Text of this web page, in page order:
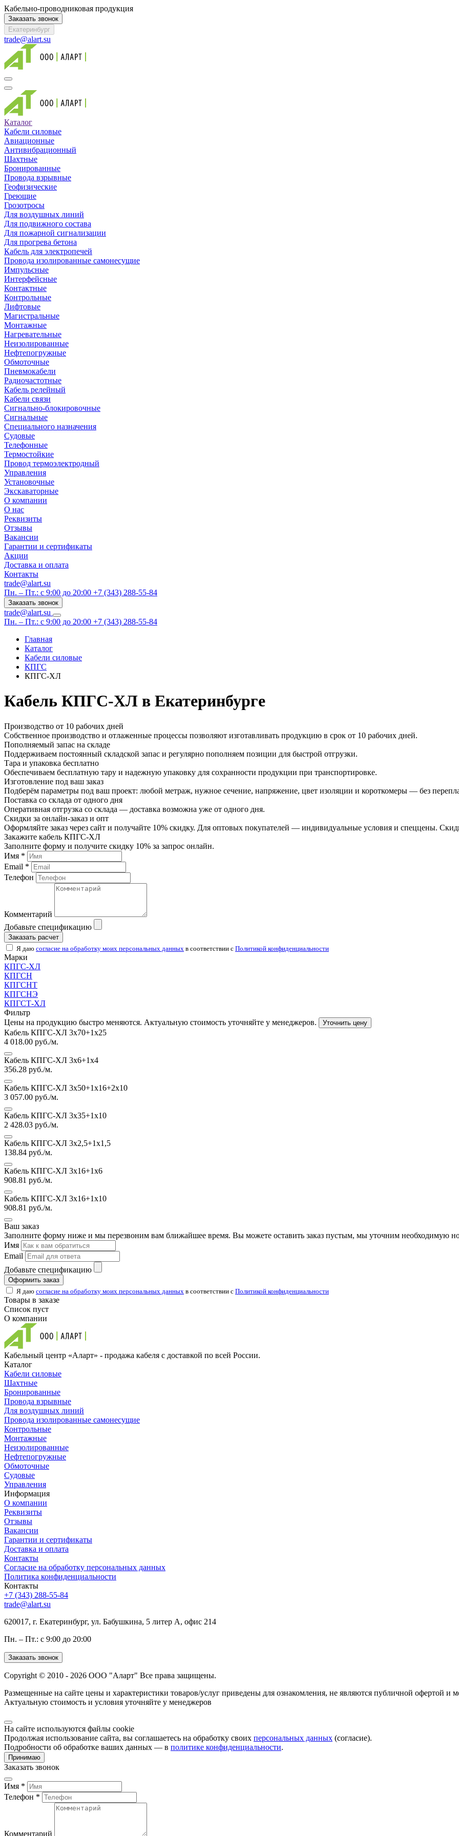
Кабельно-проводниковая продукция
Заказать звонок
Екатеринбург
trade@alart.su
Каталог
Кабели силовые
Авиационные
Антивибрационный
Шахтные
Бронированные
Провода взрывные
Геофизические
Греющие
Грозотросы
Для воздушных линий
Для подвижного состава
Для пожарной сигнализации
Для прогрева бетона
Кабель для электропечей
Провода изолированные самонесущие
Импульсные
Интерфейсные
Контактные
Контрольные
Лифтовые
Магистральные
Монтажные
Нагревательные
Неизолированные
Нефтепогружные
Обмоточные
Пневмокабели
Радиочастотные
Кабель релейный
Кабели связи
Сигнально-блокировочные
Сигнальные
Специального назначения
Судовые
Телефонные
Термостойкие
Провод термоэлектродный
Управления
Установочные
Экскаваторные
О компании
О нас
Реквизиты
Отзывы
Вакансии
Гарантии и сертификаты
Акции
Доставка и оплата
Контакты
trade@alart.su
Пн. – Пт.: с 9:00 до 20:00 +7 (343) 288-55-84
Заказать звонок
trade@alart.su
Пн. – Пт.: с 9:00 до 20:00 +7 (343) 288-55-84
Главная
Каталог
Кабели силовые
КПГС
КПГС-ХЛ
Кабель КПГС-ХЛ в Екатеринбурге
Производство от 10 рабочих дней
Собственное производство и отлаженные процессы позволяют изготавливать продукцию в срок от 10 рабочих дней.
Пополняемый запас на складе
Поддерживаем постоянный складской запас и регулярно пополняем позиции для быстрой отгрузки.
Тара и упаковка бесплатно
Обеспечиваем бесплатную тару и надежную упаковку для сохранности продукции при транспортировке.
Изготовление под ваш заказ
Подберём параметры под ваш проект: любой метраж, нужное сечение, напряжение, цвет изоляции и короткомеры — без
Поставка со склада от одного дня
Оперативная отгрузка со склада — доставка возможна уже от одного дня.
Скидки за онлайн-заказ и опт
Оформляйте заказ через сайт и получайте 10% скидку. Для оптовых покупателей — индивидуальные условия и спеццены.
Закажите кабель КПГС-ХЛ
Заполните форму и получите скидку 10% за запрос онлайн.
Имя *
Email *
Телефон
Комментарий
Добавьте спецификацию
Заказать расчет
Я даю согласие на обработку моих персональных данных в соответствии с Политикой конфиденциальности
Марки
КПГС-ХЛ
КПГСН
КПГСНТ
КПГСНЭ
КПГСТ-ХЛ
Фильтр
Цены на продукцию быстро меняются. Актуальную стоимость уточняйте у менеджеров.
Уточнить цену
Кабель КПГС-ХЛ 3х70+1х25
4 018.00 руб./м.
Кабель КПГС-ХЛ 3х6+1х4
356.28 руб./м.
Кабель КПГС-ХЛ 3х50+1х16+2х10
3 057.00 руб./м.
Кабель КПГС-ХЛ 3х35+1х10
2 428.03 руб./м.
Кабель КПГС-ХЛ 3х2,5+1х1,5
138.84 руб./м.
Кабель КПГС-ХЛ 3х16+1х6
908.81 руб./м.
Кабель КПГС-ХЛ 3х16+1х10
908.81 руб./м.
Ваш заказ
Заполните форму ниже и мы перезвоним вам ближайшее время. Вы можете оставить заказ пустым, мы уточним необходимую
Имя
Email
Добавьте спецификацию
Оформить заказ
Я даю согласие на обработку моих персональных данных в соответствии с Политикой конфиденциальности
Товары в заказе
Список пуст
О компании
Кабельный центр «Аларт» - продажа кабеля с доставкой по всей России.
Каталог
Кабели силовые
Шахтные
Бронированные
Провода взрывные
Для воздушных линий
Провода изолированные самонесущие
Контрольные
Монтажные
Неизолированные
Нефтепогружные
Обмоточные
Судовые
Управления
Информация
О компании
Реквизиты
Отзывы
Вакансии
Гарантии и сертификаты
Доставка и оплата
Контакты
Согласие на обработку персональных данных
Политика конфиденциальности
Контакты
+7 (343) 288-55-84
trade@alart.su
620017, г. Екатеринбург, ул. Бабушкина, 5 литер А, офис 214
Пн. – Пт.: с 9:00 до 20:00
Заказать звонок
Copyright © 2010 - 2026 ООО "Аларт" Все права защищены.
Размещенные на сайте цены и характеристики товаров/услуг приведены для ознакомления, не являются публичной офертой и
Актуальную стоимость и условия уточняйте у менеджеров
На сайте используются файлы cookie
Продолжая использование сайта, вы соглашаетесь на обработку своих персональных данных (согласие).
Подробности об обработке ваших данных — в политике конфиденциальности.
Принимаю
Заказать звонок
Имя *
Телефон *
Комментарий